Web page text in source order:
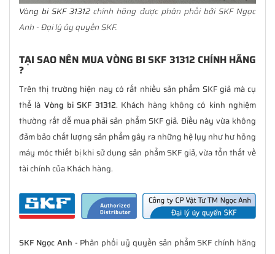
Vòng bi SKF 31312 chính hãng được phân phối bởi SKF Ngọc
Anh - Đại lý ủy quyền SKF.
TẠI SAO NÊN MUA VÒNG BI SKF 31312 CHÍNH HÃNG
?
Trên thị trường hiện nay có rất nhiều sản phẩm SKF giả mà cụ
thể là Vòng bi SKF 31312. Khách hàng không có kinh nghiệm
thường rất dễ mua phải sản phẩm SKF giả. Điều này vừa không
đảm bảo chất lượng sản phẩm gây ra những hệ lụy như hư hỏng
máy móc thiết bị khi sử dụng sản phẩm SKF giả, vừa tổn thất về
tài chính của Khách hàng.
SKF Ngọc Anh - Phân phối uỷ quyền sản phẩm SKF chính hãng